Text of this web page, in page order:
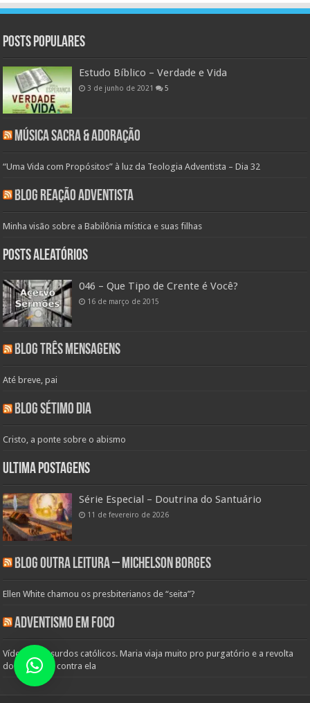
Posts populares
Estudo Bíblico – Verdade e Vida
3 de junho de 2021 5
Música Sacra & Adoração
“Uma Vida com Propósitos” à luz da Teologia Adventista – Dia 32
Blog Reação Adventista
Minha visão sobre a Babilônia mística e suas filhas
Posts aleatórios
046 – Que Tipo de Crente é Você?
16 de março de 2015
Blog Três Mensagens
Até breve, pai
Blog Sétimo Dia
Cristo, a ponte sobre o abismo
Ultima Postagens
Série Especial – Doutrina do Santuário
11 de fevereiro de 2026
Blog Outra Leitura – Michelson Borges
Ellen White chamou os presbiterianos de “seita”?
Adventismo em Foco
Vídeo de absurdos católicos. Maria viaja muito pro purgatório e a revolta
dos anjos foi contra ela